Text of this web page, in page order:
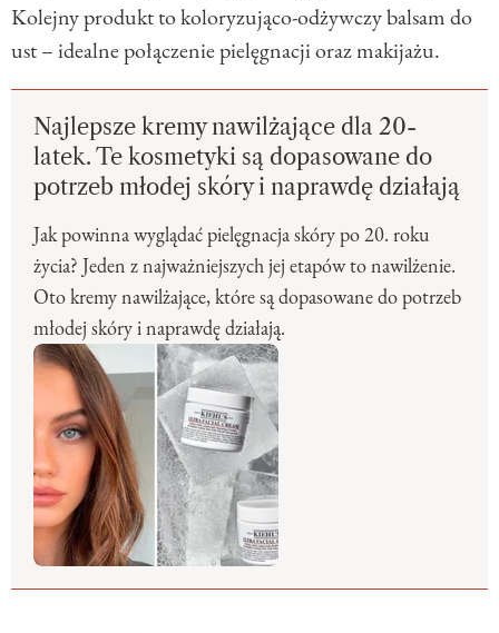
Kolejny produkt to koloryzująco-odżywczy balsam do
ust – idealne połączenie pielęgnacji oraz makijażu.
Najlepsze kremy nawilżające dla 20-
latek. Te kosmetyki są dopasowane do
potrzeb młodej skóry i naprawdę działają
Jak powinna wyglądać pielęgnacja skóry po 20. roku
życia? Jeden z najważniejszych jej etapów to nawilżenie.
Oto kremy nawilżające, które są dopasowane do potrzeb
młodej skóry i naprawdę działają.